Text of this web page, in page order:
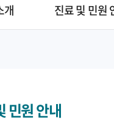
개 진료 및 민원
민원 안내